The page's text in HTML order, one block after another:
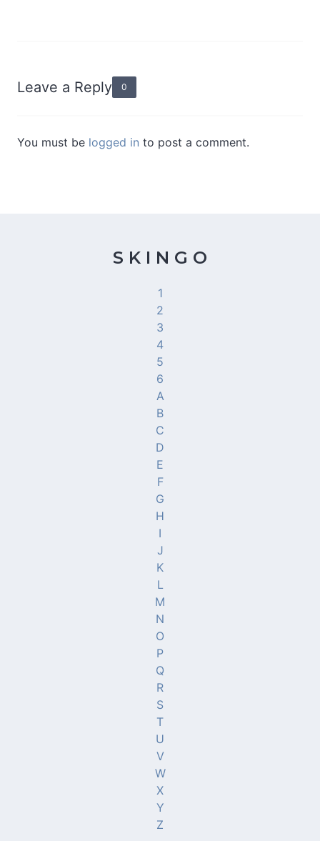
Leave a Reply 0
You must be logged in to post a comment.
S K I N G O
1
2
3
4
5
6
A
B
C
D
E
F
G
H
I
J
K
L
M
N
O
P
Q
R
S
T
U
V
W
X
Y
Z